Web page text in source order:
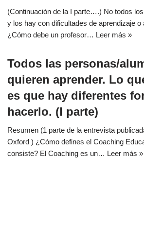
(Continuación de la I parte….) No todos
y los hay con dificultades de aprendizaje o
¿Cómo debe un profesor… Leer más »
Todos las personas/
quieren aprender. Lo
es que hay diferentes
hacerlo. (I parte)
Resumen (1 parte de la entrevista
Oxford ) ¿Cómo defines el Coaching
consiste? El Coaching es un… Leer más »